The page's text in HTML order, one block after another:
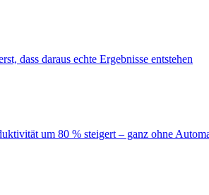
dass daraus echte Ergebnisse entstehen
um 80 % steigert – ganz ohne